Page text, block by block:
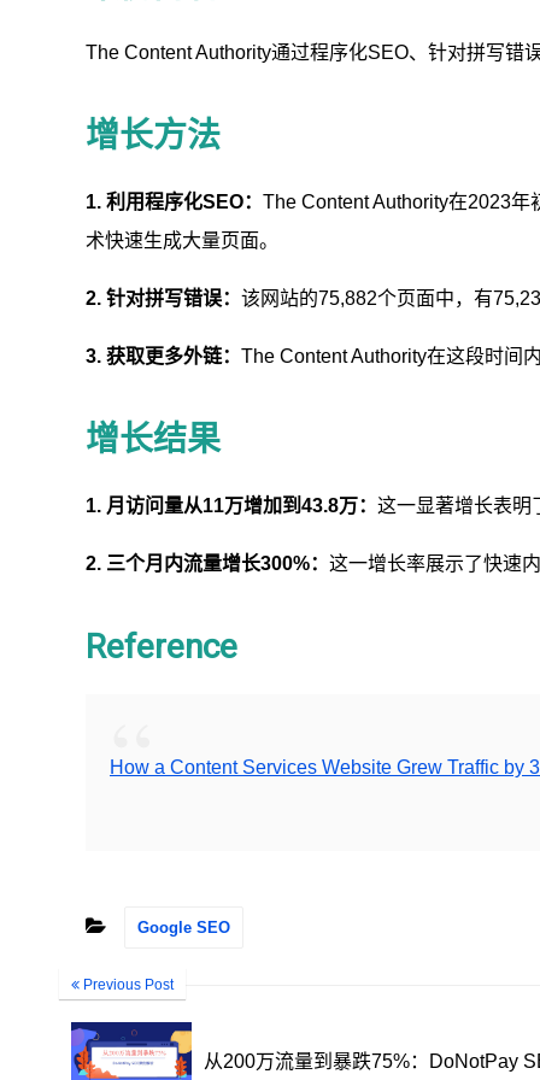
The Content Authority通过程序化SEO、针对拼写错
增长方法
1. 利用程序化SEO： The Content Authority在2023
术快速生成大量页面。
2. 针对拼写错误： 该网站的75,882个页面中，有
3. 获取更多外链： The Content Authority在这段时间
增长结果
1. 月访问量从11万增加到43.8万： 这一显著增长表明
2. 三个月内流量增长300%： 这一增长率展示了快速
Reference
How a Content Services Website Grew Traffic by
Google SEO
Previous Post
从200万流量到暴跌75%：DoNotPay